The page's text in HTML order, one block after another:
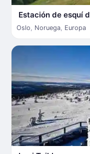
Estación de esquí
Oslo, Noruega, Europa